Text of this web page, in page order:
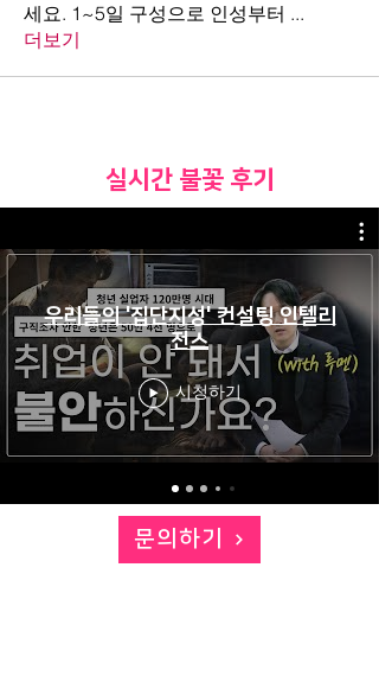
세요. 1~5일 구성으로 인성부터 ...
더보기
​실시간 불꽃 후기
우리들의 '집단지성' 컨설팅 인텔리
전스
시청하기
문의하기